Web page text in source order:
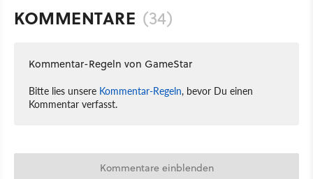
KOMMENTARE (34)
Kommentar-Regeln von GameStar
Bitte lies unsere Kommentar-Regeln, bevor Du einen
Kommentar verfasst.
Kommentare einblenden